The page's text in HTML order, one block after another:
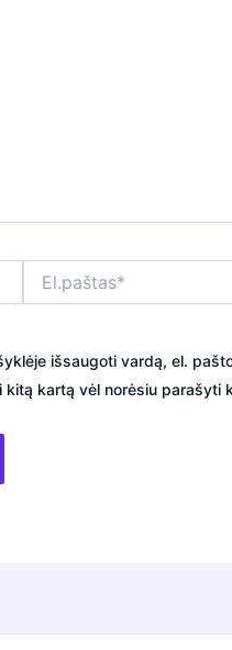
išsaugoti vardą, el.
kartą vėl norėsiu parašyti